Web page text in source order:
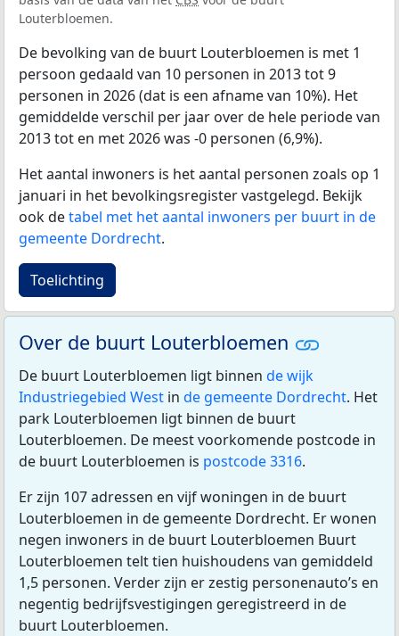
Louterbloemen.
De bevolking van de buurt Louterbloemen is met 1
persoon gedaald van 10 personen in 2013 tot 9
personen in 2026 (dat is een afname van 10%). Het
gemiddelde verschil per jaar over de hele periode van
2013 tot en met 2026 was -0 personen (6,9%).
Het aantal inwoners is het aantal personen zoals op 1
januari in het bevolkingsregister vastgelegd. Bekijk
ook detabel met het aantal inwoners per buurt in de
gemeente Dordrecht.
Toelichting
Over de buurt Louterbloemen
De buurt Louterbloemen ligt binnen de wijk
Industriegebied West in de gemeente Dordrecht. Het
park Louterbloemen ligt binnen de buurt
Louterbloemen. De meest voorkomende postcode in
de buurt Louterbloemen is postcode 3316.
Er zijn 107 adressen en vijf woningen in de buurt
Louterbloemen in de gemeente Dordrecht. Er wonen
negen inwoners in de buurt Louterbloemen Buurt
Louterbloemen telt tien huishoudens van gemiddeld
1,5 personen. Verder zijn er zestig personenauto’s en
negentig bedrijfsvestigingen geregistreerd in de
buurt Louterbloemen.